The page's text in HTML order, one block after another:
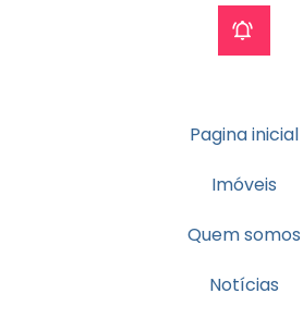
Pagina inicial
Imóveis
Quem somos
Notícias